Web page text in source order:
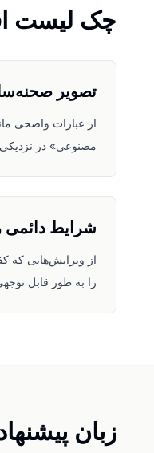
چک لیست
تصویر
از عبارات واضحی
مصنوعی» در نزدیکی
شرایط دائمی
از ویرایش‌هایی که
را به طور قابل
زبان